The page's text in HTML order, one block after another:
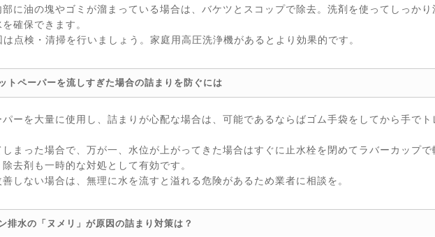
に油の塊やゴミが溜まっている場合は、バケツとスコップで除去。洗剤を使ってしっか
確保できます。
点検・清掃を行いましょう。家庭用高圧洗浄機があるとより効果的です。
トペーパーを流しすぎた場合の詰まりを防ぐには
パーを大量に使用し、詰まりが心配な場合は、可能であるならばゴム手袋をしてから手で
まった場合で、万が一、水位が上がってきた場合はすぐに止水栓を閉めてラバーカップ
去剤も一時的な対処として有効です。
しない場合は、無理に水を流すと溢れる危険があるため業者に相談を。
排水の「ヌメリ」が原因の詰まり対策は？